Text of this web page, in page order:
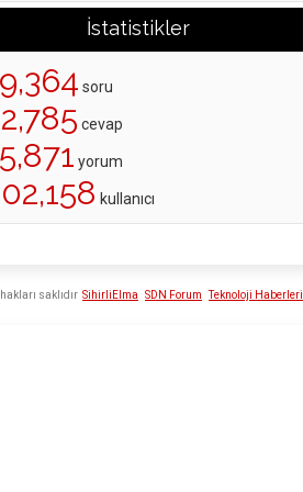
İstatistikler
soru
cevap
yorum
kullanıcı
SihirliElma SDN Forum Teknoloji Haberleri
saklıdır